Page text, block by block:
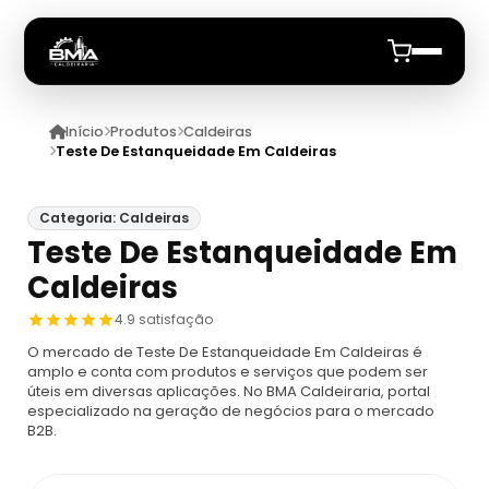
Início
Produtos
Caldeiras
Automação De Caldeiras
Caldeira De Recuperação
Inspecao Feitas Em Caldeiras
Cotação Inspeção De Caldeiras
Montagem De Caldeira
Anuncie
Início Produtos Caldeiras
Teste De Estanqueidade Em Caldeiras
Categoria: Caldeiras
Teste De Estanqueidade Em
Caldeiras
4.9 satisfação
O mercado de Teste De Estanqueidade Em Caldeiras é
amplo e conta com produtos e serviços que podem ser
úteis em diversas aplicações. No BMA Caldeiraria, portal
especializado na geração de negócios para o mercado
B2B.